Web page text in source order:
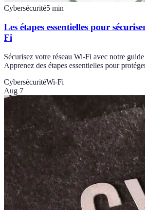
Cybersécurité5 min
Les étapes essentielles pour
Fi
Sécurisez votre réseau Wi-Fi avec notre
Apprenez des étapes essentielles pour
CybersécuritéWi-Fi
Aug 7